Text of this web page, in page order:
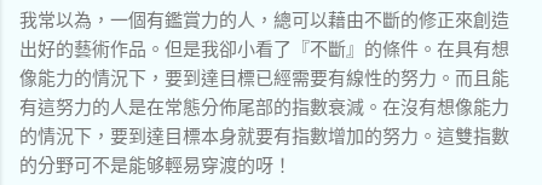
我常以為，一個有鑑賞力的人，總可以藉由不斷的修正來創造
出好的藝術作品。但是我卻小看了『不斷』的條件。在具有想
像能力的情況下，要到達目標已經需要有線性的努力。而且能
有這努力的人是在常態分佈尾部的指數衰減。在沒有想像能力
的情況下，要到達目標本身就要有指數增加的努力。這雙指數
的分野可不是能够輕易穿渡的呀！